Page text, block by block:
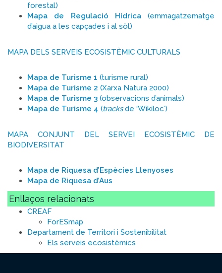
forestal)
Mapa de Regulació Hídrica(emmagatzematge
d’aigua a les capçades i al sòl)
MAPA DELS SERVEIS ECOSISTÈMIC CULTURALS
Mapa de Turisme 1 (turisme rural)
Mapa de Turisme 2 (Xarxa Natura 2000)
Mapa de Turisme 3 (observacions d’animals)
Mapa de Turisme 4 (tracksde ‘Wikiloc’)
MAPA CONJUNT DEL SERVEI ECOSISTÈMIC DE
BIODIVERSITAT
Mapa de Riquesa d’Espècies Llenyoses
Mapa de Riquesa d’Aus
Enllaços relacionats
CREAF
ForESmap
Departament de Territori i Sostenibilitat
Els serveis ecosistèmics